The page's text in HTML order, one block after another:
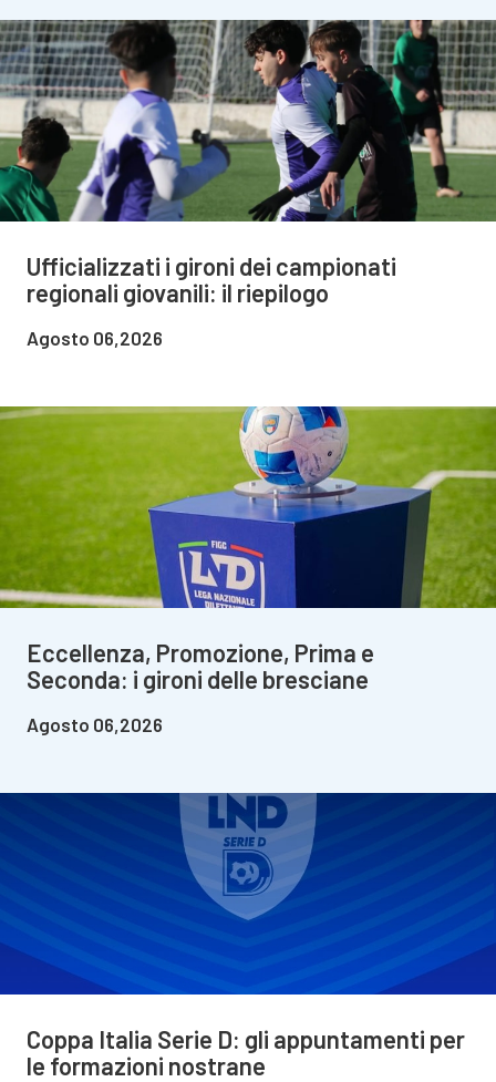
Ufficializzati i gironi dei campionati
regionali giovanili: il riepilogo
Agosto 06,2026
Eccellenza, Promozione, Prima e
Seconda: i gironi delle bresciane
Agosto 06,2026
Coppa Italia Serie D: gli appuntamenti per
le formazioni nostrane